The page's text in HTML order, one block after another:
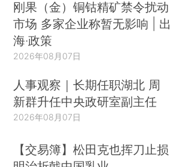
刚果（金）铜钴精矿禁令扰动
市场 多家企业称暂无影响 | 出
海·政策
2026年08月07日
人事观察｜长期任职湖北 周
新群升任中央政研室副主任
2026年08月07日
【交易簿】松田克也挥刀止损